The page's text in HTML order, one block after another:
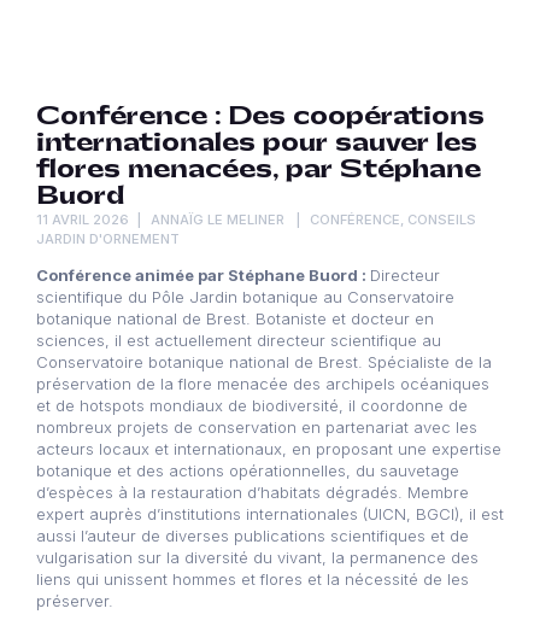
Conférence : Des coopérations
internationales pour sauver les
flores menacées, par Stéphane
Buord
11 AVRIL 2026 ANNAÏG LE MELINER CONFÉRENCE CONSEILS
JARDIN D'ORNEMENT
Conférence animée par Stéphane Buord : Directeur
scientifique du Pôle Jardin botanique au Conservatoire
botanique national de Brest. Botaniste et docteur en
sciences, il est actuellement directeur scientifique au
Conservatoire botanique national de Brest. Spécialiste de la
préservation de la flore menacée des archipels océaniques
et de hotspots mondiaux de biodiversité, il coordonne de
nombreux projets de conservation en partenariat avec les
acteurs locaux et internationaux, en proposant une expertise
botanique et des actions opérationnelles, du sauvetage
d’espèces à la restauration d’habitats dégradés. Membre
expert auprès d’institutions internationales (UICN, BGCI), il est
aussi l’auteur de diverses publications scientifiques et de
vulgarisation sur la diversité du vivant, la permanence des
liens qui unissent hommes et flores et la nécessité de les
préserver.